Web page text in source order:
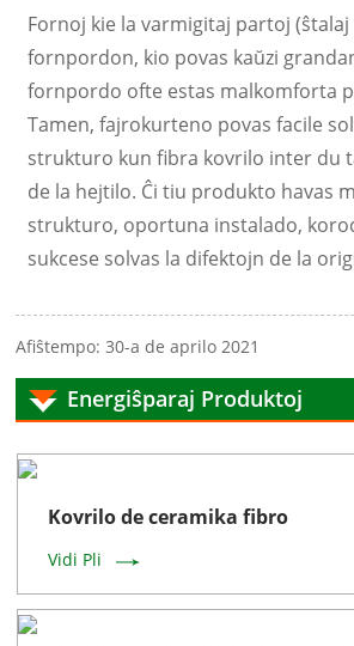
Fornoj kie la varmigitaj partoj
fornpordon, kio povas kaŭzi
fornpordo ofte estas malkomforta
Tamen, fajrokurteno povas facile
strukturo kun fibra kovrilo inter du
de la hejtilo. Ĉi tiu produkto havas
strukturo, oportuna instalado,
sukcese solvas la difektojn de la
Afiŝtempo: 30-a de aprilo 2021
Energiŝparaj Produktoj
Kovrilo de ceramika fibro
Vidi Pli